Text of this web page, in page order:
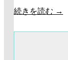
続きを読む →